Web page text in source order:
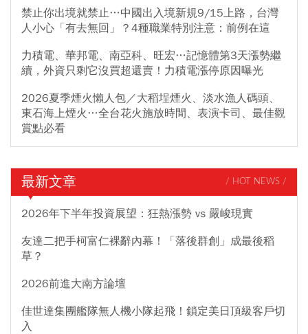
禁止你出境就禁止…中國出入境新規9/15上路，台灣
人小心「有去無回」？4種職業特別注意：前例在這
力積電、華邦電、南亞科、旺宏…記憶體第3天漲勢繼
續，外資只剩它沒買超還賣！力積電漲停原因曝光
2026夏季煙火懶人包／大稻埕煙火、淡水漁人碼頭、
東石海上煙火…全台花火施放時間、表演卡司、最佳觀
賞點必看
最新文章 / HOT NEWS /
2026年下半年投資展望：狂熱漲勢 vs 嚴峻現實
友達二把手柯富仁裸辭內幕！「落後群創」成最後稻
草？
2026前進大南方論壇
佳世達集團艦隊無人機小隊起飛！鎖定美日頂級客戶切
入